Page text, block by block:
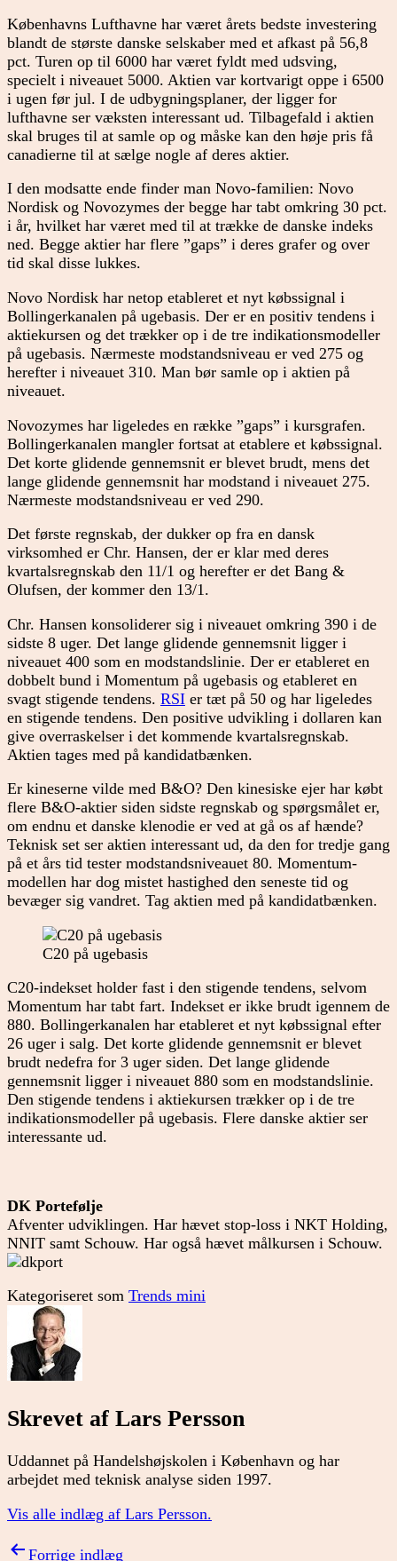
Københavns Lufthavne har været årets bedste investering
blandt de største danske selskaber med et afkast på 56,8
pct. Turen op til 6000 har været fyldt med udsving,
specielt i niveauet 5000. Aktien var kortvarigt oppe i 6500
i ugen før jul. I de udbygningsplaner, der ligger for
lufthavne ser væksten interessant ud. Tilbagefald i aktien
skal bruges til at samle op og måske kan den høje pris få
canadierne til at sælge nogle af deres aktier.
I den modsatte ende finder man Novo-familien: Novo
Nordisk og Novozymes der begge har tabt omkring 30 pct.
i år, hvilket har været med til at trække de danske indeks
ned. Begge aktier har flere ”gaps” i deres grafer og over
tid skal disse lukkes.
Novo Nordisk har netop etableret et nyt købssignal i
Bollingerkanalen på ugebasis. Der er en positiv tendens i
aktiekursen og det trækker op i de tre indikationsmodeller
på ugebasis. Nærmeste modstandsniveau er ved 275 og
herefter i niveauet 310. Man bør samle op i aktien på
niveauet.
Novozymes har ligeledes en række ”gaps” i kursgrafen.
Bollingerkanalen mangler fortsat at etablere et købssignal.
Det korte glidende gennemsnit er blevet brudt, mens det
lange glidende gennemsnit har modstand i niveauet 275.
Nærmeste modstandsniveau er ved 290.
Det første regnskab, der dukker op fra en dansk
virksomhed er Chr. Hansen, der er klar med deres
kvartalsregnskab den 11/1 og herefter er det Bang &
Olufsen, der kommer den 13/1.
Chr. Hansen konsoliderer sig i niveauet omkring 390 i de
sidste 8 uger. Det lange glidende gennemsnit ligger i
niveauet 400 som en modstandslinie. Der er etableret en
dobbelt bund i Momentum på ugebasis og etableret en
svagt stigende tendens. RSI er tæt på 50 og har ligeledes
en stigende tendens. Den positive udvikling i dollaren kan
give overraskelser i det kommende kvartalsregnskab.
Aktien tages med på kandidatbænken.
Er kineserne vilde med B&O? Den kinesiske ejer har købt
flere B&O-aktier siden sidste regnskab og spørgsmålet er,
om endnu et danske klenodie er ved at gå os af hænde?
Teknisk set ser aktien interessant ud, da den for tredje gang
på et års tid tester modstandsniveauet 80. Momentum-
modellen har dog mistet hastighed den seneste tid og
bevæger sig vandret. Tag aktien med på kandidatbænken.
C20 på ugebasis
C20-indekset holder fast i den stigende tendens, selvom
Momentum har tabt fart. Indekset er ikke brudt igennem de
880. Bollingerkanalen har etableret et nyt købssignal efter
26 uger i salg. Det korte glidende gennemsnit er blevet
brudt nedefra for 3 uger siden. Det lange glidende
gennemsnit ligger i niveauet 880 som en modstandslinie.
Den stigende tendens i aktiekursen trækker op i de tre
indikationsmodeller på ugebasis. Flere danske aktier ser
interessante ud.
DK Portefølje
Afventer udviklingen. Har hævet stop-loss i NKT Holding,
NNIT samt Schouw. Har også hævet målkursen i Schouw.
Kategoriseret som Trends mini
Skrevet af Lars Persson
Uddannet på Handelshøjskolen i København og har
arbejdet med teknisk analyse siden 1997.
Vis alle indlæg af Lars Persson.
Indlægsnavigation
Forrige indlæg